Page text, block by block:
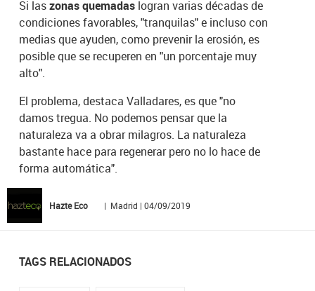
Si laszonas quemadas logran varias décadas de
condiciones favorables, "tranquilas" e incluso con
medias que ayuden, como prevenir la erosión, es
posible que se recuperen en "un porcentaje muy
alto".
El problema, destaca Valladares, es que "no
damos tregua. No podemos pensar que la
naturaleza va a obrar milagros. La naturaleza
bastante hace para regenerar pero no lo hace de
forma automática".
Hazte Eco | Madrid | 04/09/2019
TAGS RELACIONADOS